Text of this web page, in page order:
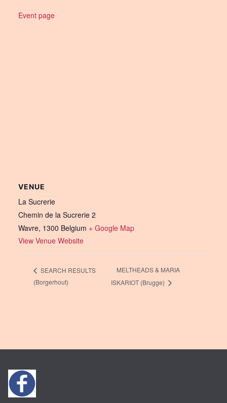
Event page
VENUE
La Sucrerie
Chemin de la Sucrerie 2
Wavre, 1300 Belgium + Google Map
View Venue Website
SEARCH RESULTS
(Borgerhout)
MELTHEADS & MARIA
ISKARIOT (Brugge)